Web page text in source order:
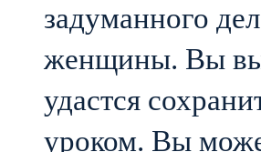
задуманного
женщины. Вы
удастся
уроком. Вы